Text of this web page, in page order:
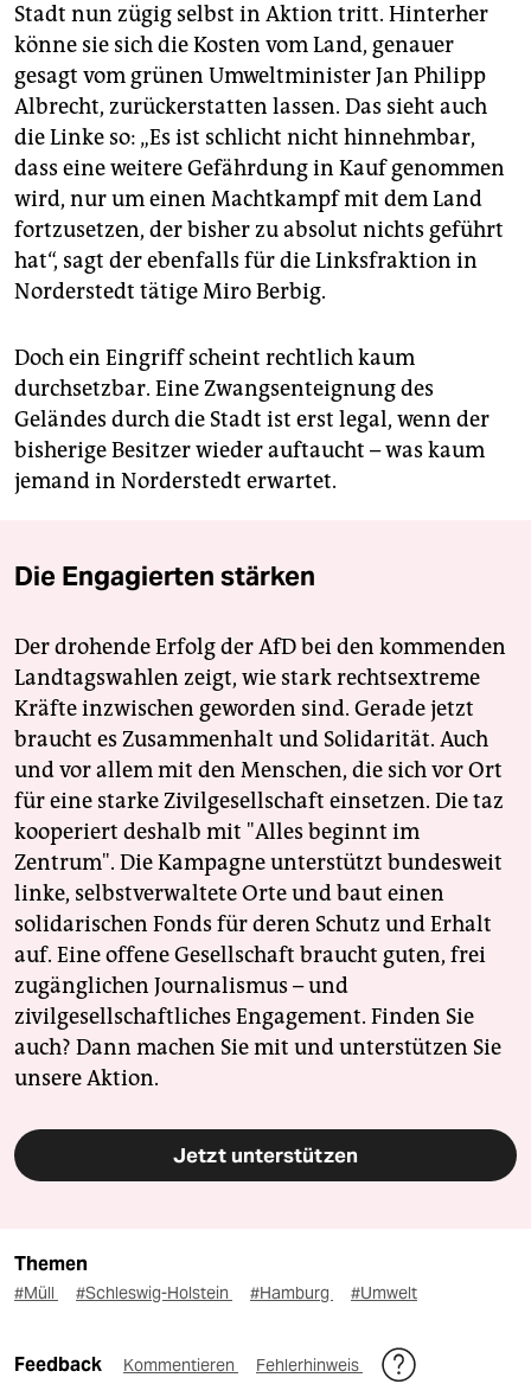
Stadt nun zügig selbst in Aktion tritt. Hinterher
könne sie sich die Kosten vom Land, genauer
gesagt vom grünen Umweltminister Jan Philipp
Albrecht, zurückerstatten lassen. Das sieht auch
die Linke so: „Es ist schlicht nicht hinnehmbar,
dass eine weitere Gefährdung in Kauf genommen
wird, nur um einen Machtkampf mit dem Land
fortzusetzen, der bisher zu absolut nichts geführt
hat“, sagt der ebenfalls für die Linksfraktion in
Norderstedt tätige Miro Berbig.
Doch ein Eingriff scheint rechtlich kaum
durchsetzbar. Eine Zwangsenteignung des
Geländes durch die Stadt ist erst legal, wenn der
bisherige Besitzer wieder auftaucht – was kaum
jemand in Norderstedt erwartet.
Die Engagierten stärken
Der drohende Erfolg der AfD bei den kommenden
Landtagswahlen zeigt, wie stark rechtsextreme
Kräfte inzwischen geworden sind. Gerade jetzt
braucht es Zusammenhalt und Solidarität. Auch
und vor allem mit den Menschen, die sich vor Ort
für eine starke Zivilgesellschaft einsetzen. Die taz
kooperiert deshalb mit "Alles beginnt im
Zentrum". Die Kampagne unterstützt bundesweit
linke, selbstverwaltete Orte und baut einen
solidarischen Fonds für deren Schutz und Erhalt
auf. Eine offene Gesellschaft braucht guten, frei
zugänglichen Journalismus – und
zivilgesellschaftliches Engagement. Finden Sie
auch? Dann machen Sie mit und unterstützen Sie
unsere Aktion.
Jetzt unterstützen
Themen
#Müll #Schleswig-Holstein #Hamburg #Umwelt
Feedback Kommentieren Fehlerhinweis